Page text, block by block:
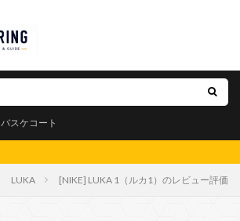
バスケコート
LUKA [NIKE] LUKA 1（ルカ1）のレビュー評価